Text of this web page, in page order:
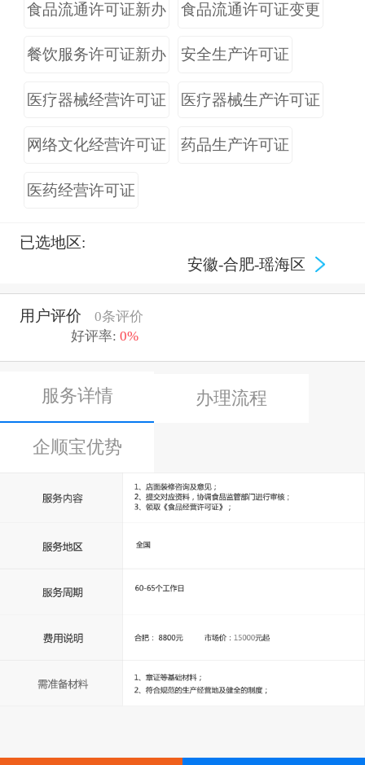
食品流通许可证新办 食品流通许可证变更
餐饮服务许可证新办 安全生产许可证
医疗器械经营许可证 医疗器械生产许可证
网络文化经营许可证 药品生产许可证
医药经营许可证
已选地区:
安徽-合肥-瑶海区
用户评价
0条评价
好评率: 0%
服务详情 办理流程
企顺宝优势